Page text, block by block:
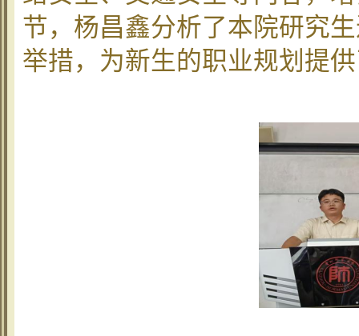
节，杨昌鑫分析了本院研究
举措，为新生的职业规划提